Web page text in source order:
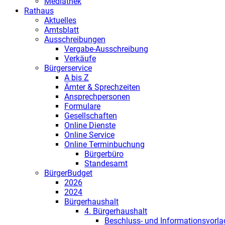
Rathaus
Aktuelles
Amtsblatt
Ausschreibungen
Vergabe-Ausschreibung
Verkäufe
Bürgerservice
A bis Z
Ämter & Sprechzeiten
Ansprechpersonen
Formulare
Gesellschaften
Online Dienste
Online Service
Online Terminbuchung
Bürgerbüro
Standesamt
BürgerBudget
2026
2024
Bürgerhaushalt
4. Bürgerhaushalt
Beschluss- und